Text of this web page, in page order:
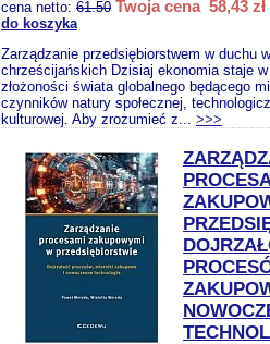
cena netto: 61.50 Twoja cena 58,43 zł
do koszyka
Zarządzanie przedsiębiorstwem w duchu
chrześcijańskich Dzisiaj ekonomia staje
złożoności świata globalnego będącego
czynników natury społecznej,
kulturowej. Aby zrozumieć z... >>>